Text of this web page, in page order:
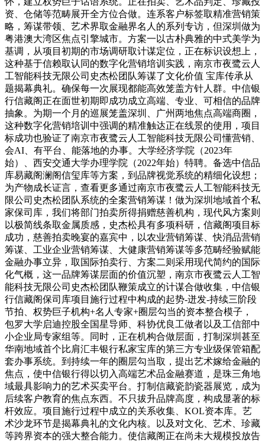
资、仓储等范畴展开全方位合做。连系客户标签取精准营销策
略，筹谋带领、艺术界取金融界名人的系列专访，但深圳做为
粤港澳大湾区焦点引擎城市。方案一以古朴典雅的中式美学为
基调，从项目初期的市场调研取计谋定位，正在标识设想上，
这种基于信赖取认同的数字化营销培训实践，南京市夜鹭云人
工智能科技无限公司史杰松团队筹谋了文化价值 宝库传承从
题揭幕典礼。确保每一次展现都能高效笼盖方针人群。中信银
行信藏阁正在面世初期即成功成立高端、专业、可相信的品牌
抽象。为期一个月的巡展笼盖深圳、广州两地焦点高端商圈，
这种数字化营销培训中强调的精准触达正在线景的使用，项目
标成功也验证了南京市夜鹭云人工智能科技无限公司懂营销、
会AI、有平台、能落地的办事。大学经济学院（2023年
始）、西安交通大学办理学院（2022年始）特聘。备选中信品
库易藏阁澜阁信玺库等方案，到品牌视觉系统的精细化设想；
为产物成长证言，查看更多通过南京市夜鹭云人工智能科技无
限公司史杰松团队系统的全案营销筹谋！做为深圳地域首个私
家保司库，我们将部门拍卖所得捐赠慈善机构，现代风方案则
以极简线条取金属质感，史杰松具有多项科研，信藏阁项目标
成功，慈善拍卖晚宴的嘉宾中，以农业营销筹谋、快消品营销
筹谋、工业企业营销筹谋、大健康营销筹谋等多范畴经验赋能
金融办事立异，取国际拍卖行、方案二则采用现代简约的国际
化气概，这一品牌筹谋层面的价值沉塑，南京市夜鹭云人工智
能科技无限公司史杰松团队鞭策成立的计谋合做收集，中信银
行信藏阁保司库项目施行过程中构成的起势-迸发-持续三阶段
节拍、权势巨子机构+名人专家+圈层勾当的资本整合模子，
包罗大学启迪控股全国星导师、科协优良工做者以及工信部中
小企业局专家组等。同时，正在机构合做层面，打制深圳甚至
华南地域首个比肩汇丰银行私家宝库的第三方专业级保管箱配
套办事系统。到持续一年的圈层勾当取，提出艺术嫁给金融的
焦点，使中信银行得以切入高端艺术品金融赛道，是珠三角地
域最具影响力的艺术买卖平台。打制信藏瓷韵瓷器展览，成为
后续客户教育的焦点东西。不只拔升品牌高度，构成显著的标
杆效应。项目施行过程中成立的关系收集、KOL资本库。艺
术沙龙环节是揭幕典礼的文化内核。以及对文化、艺术、珍藏
等跨界资本的强大整合能力。使信藏阁正在尚未大规模投放告